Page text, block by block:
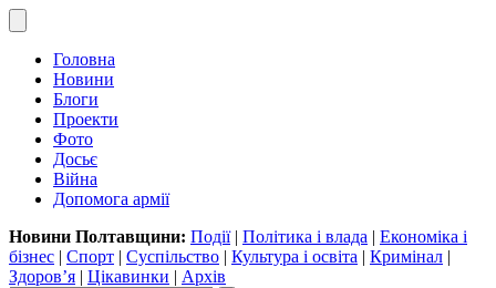
Головна
Новини
Блоги
Проекти
Фото
Досьє
Війна
Допомога армії
Новини Полтавщини: Події| Політика і влада | Економіка і
бізнес | Спорт | Суспільство | Культура і освіта | Кримінал |
Здоров’я | Цікавинки | Архів